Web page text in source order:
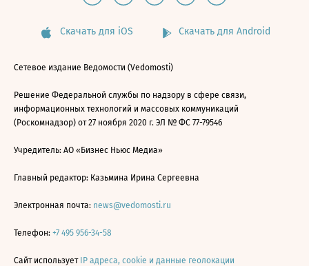
Скачать для iOS Скачать для Android
Сетевое издание Ведомости (Vedomosti)
Решение Федеральной службы по надзору в сфере связи,
информационных технологий и массовых коммуникаций
(Роскомнадзор) от 27 ноября 2020 г. ЭЛ № ФС 77-79546
Учредитель: АО «Бизнес Ньюс Медиа»
Главный редактор: Казьмина Ирина Сергеевна
Электронная почта: news@vedomosti.ru
Телефон: +7 495 956-34-58
Сайт использует IP адреса, cookie и данные геолокации